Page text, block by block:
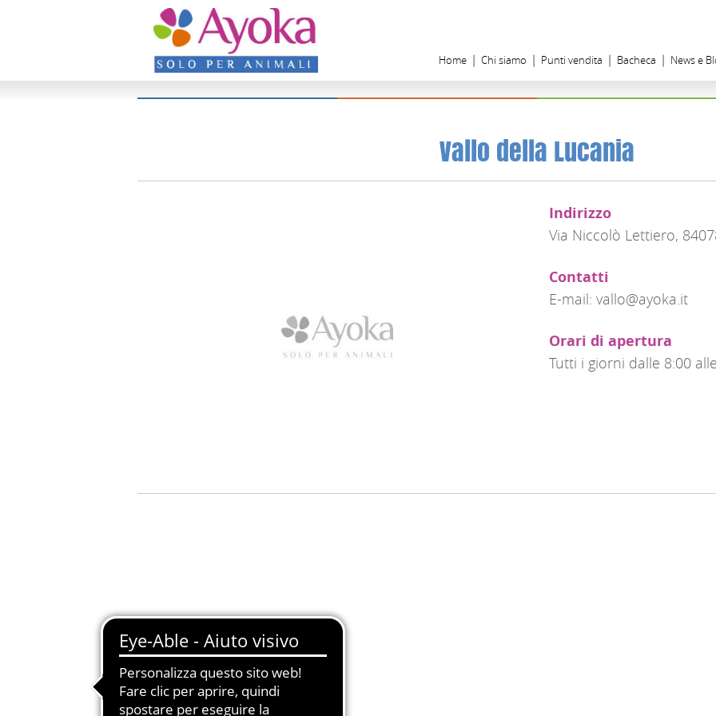
Home Chi siamo Punti vendita Bacheca News e
Vallo della Lucania
Indirizzo
Via Niccolò Lettiero,
Contatti
E-mail: vallo@ayoka.it
Orari di apertura
Tutti i giorni dalle 8:00